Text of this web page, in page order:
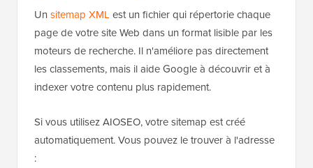
Un sitemap XML est un fichier qui répertorie chaque
page de votre site Web dans un format lisible par les
moteurs de recherche. Il n'améliore pas directement
les classements, mais il aide Google à découvrir et à
indexer votre contenu plus rapidement.
Si vous utilisez AIOSEO, votre sitemap est créé
automatiquement. Vous pouvez le trouver à l'adresse
: